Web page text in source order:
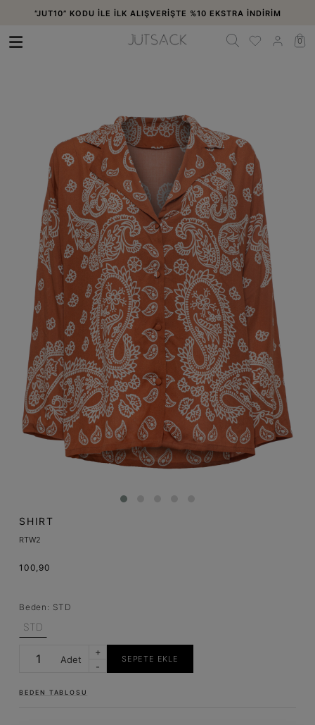
“JUT10” KODU İLE İLK ALIŞVERİŞTE %10 EKSTRA İNDİRİM
0
SHIRT
RTW2
100,90
Beden: STD
STD
Adet
+
-
SEPETE EKLE
BEDEN TABLOSU